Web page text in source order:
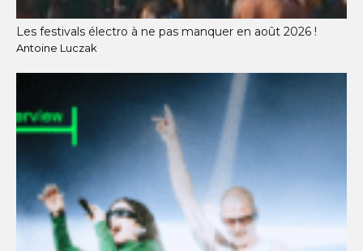
Les festivals électro à ne pas manquer en août 2026 !
Antoine Luczak